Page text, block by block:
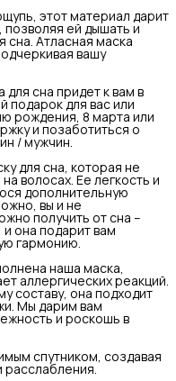
этот материал дарит
ей дышать и
сна. Атласная маска
вашу
для сна придет к вам в
подарок для вас или
рождения, 8 марта или
и позаботиться о
/ мужчин.
для сна, которая не
волосах. Ее легкость и
дополнительную
вы и не
получить от сна –
она подарит вам
гармонию.
наша маска,
аллергических реакций.
составу, она подходит
Мы дарим вам
и роскошь в
спутником, создавая